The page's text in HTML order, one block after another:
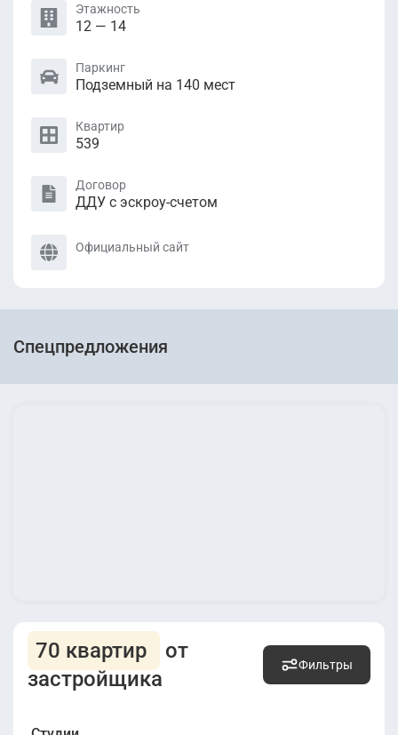
Этажность
12 — 14
Паркинг
Подземный на 140 мест
Квартир
539
Договор
ДДУ с эскроу-счетом
Официальный сайт
Спецпредложения
70 квартир
от
застройщика
Фильтры